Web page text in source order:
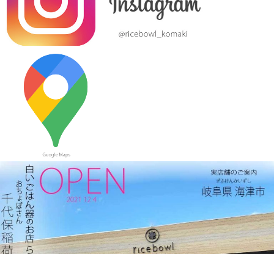
荷しました♪焼きたてホヤホヤです★
2023/10/12
≪新着商品≫ 波佐見焼のアイテム新入荷しました♪ころころぱす
てるボーダーカップなど
2023/9/21
≪おすすめ≫ もうすぐ新米の季節
碗、入荷してます♪
2023/9/7
≪おすすめ≫ 食卓華やぐ✿信楽焼 蓮の葉プレート
2023/8/24